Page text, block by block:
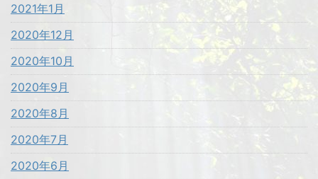
2021年1月
2020年12月
2020年10月
2020年9月
2020年8月
2020年7月
2020年6月